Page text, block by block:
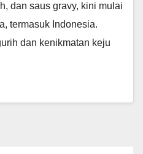
dan saus gravy, kini mulai
termasuk Indonesia.
dan kenikmatan keju